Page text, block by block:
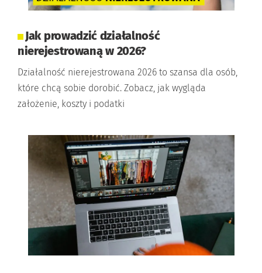
Jak prowadzić działalność
nierejestrowaną w 2026?
Działalność nierejestrowana 2026 to szansa dla osób,
które chcą sobie dorobić. Zobacz, jak wygląda
założenie, koszty i podatki